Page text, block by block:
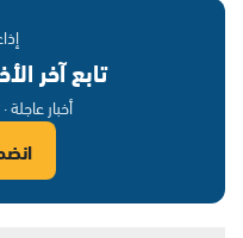
تابع آخر
أخبار عاجلة